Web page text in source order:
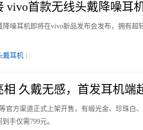
vivo首款无线头戴降噪耳
噪耳机即将在vivo新品发布会发布，拥有超
戴耳机
久戴无感，首发耳机端
官方渠道正式上架开售，有缎光金、珍珠白
手仅需799元。